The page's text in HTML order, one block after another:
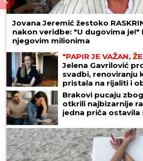
Jovana Jeremić žestoko
nakon veridbe: "U dugovima je!"
njegovim milionima
"PAPIR JE VAŽAN,
Jelena Gavrilović
svadbi, renoviranju
pristala na rijaliti i
sam roditeljima da
odustajem"
Brakovi pucaju
otkrili najbizarnije
jedna priča ostavila